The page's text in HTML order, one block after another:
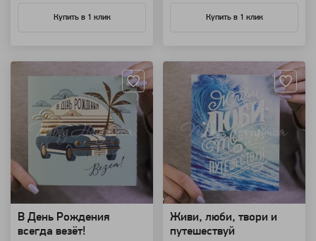
Купить в 1 клик Купить в 1 клик
В День Рождения
всегда везёт!
Живи, люби, твори и
путешествуй